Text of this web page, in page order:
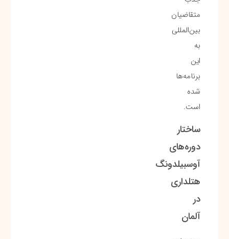
متقاضیان
بین‌المللی
به
این
برنامه‌ها
شده
است.
ساختار
دوره‌های
آوسبیلدونگ
هتلداری
در
آلمان